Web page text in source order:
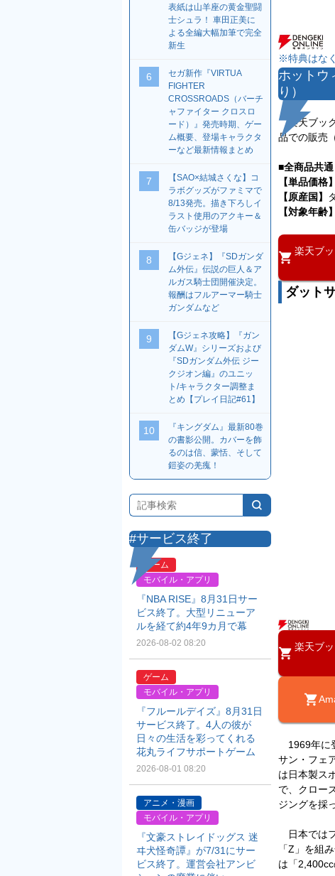
※特典はな
ホットウ
り）
楽天ブック
品での販売
■全商品共通
【単品価格】
【原産国】
【対象年齢】
楽天ブ
ダット
楽天ブ
1969年に
サン・フェ
は日本製ス
で、クロー
ジングを採
日本では
「Z」を組
は「
表紙は山羊座の黄金聖闘
士シュラ！ 車田正美に
よる全編大幅加筆で完全
新生
6
セガ新作『VIRTUA
FIGHTER
CROSSROADS（バーチ
ャファイター クロスロ
ード）』発売時期、ゲー
ム概要、登場キャラクタ
ーなど最新情報まとめ
7
【SAO×結城さくな】コ
ラボグッズがファミマで
8/13発売。描き下ろしイ
ラスト使用のアクキー＆
缶バッジが登場
8
【Gジェネ】『SDガンダ
ム外伝』伝説の巨人＆ア
ルガス騎士団開催決定。
報酬はフルアーマー騎士
ガンダムなど
9
【Gジェネ攻略】『ガン
ダムW』シリーズおよび
『SDガンダム外伝 ジー
クジオン編』のユニッ
ト/キャラクター調整ま
とめ【プレイ日記#61】
10
『キングダム』最新80巻
の書影公開。カバーを飾
るのは信、蒙恬、そして
鎧姿の羌瘣！
#サービス終了
ゲーム
モバイル・アプリ
『NBA RISE』8月31日サー
ビス終了。大型リニューア
ルを経て約4年9カ月で幕
2026-08-02 08:20
ゲーム
モバイル・アプリ
『フルールデイズ』8月31日
サービス終了。4人の彼が
日々の生活を彩ってくれる
花丸ライフサポートゲーム
2026-08-01 08:20
アニメ・漫画
モバイル・アプリ
『文豪ストレイドッグス 迷
ヰ犬怪奇譚』が7/31にサー
ビス終了。運営会社アンビ